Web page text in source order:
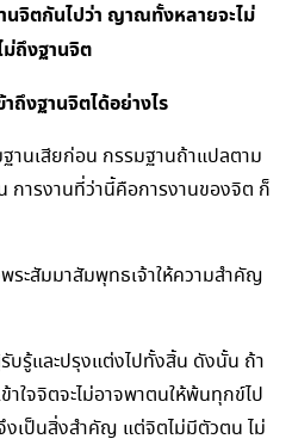
จิตกันไปว่า ญาณทั้งหลายจะไม่
ม่ถึงฐานจิต
งฐานจิตได้อย่างไร
านเสียก่อน กรรมฐานถ้าแปลตาม
การงานที่ว่านี้คือการงานของจิต ก็
ระสัมมาสัมพุทธเจ้าให้ความสำคัญ
บรู้และปรุงแต่งไปทั้งสิ้น ดังนั้น ถ้า
าใจจิตจะไม่อาจพาตนให้พ้นทุกข์ไป
เป็นสิ่งสำคัญ แต่จิตไม่มีตัวตน ไม่